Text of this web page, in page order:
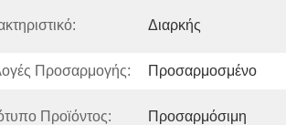
Διαρκής
Προσαρμογής: Προσαρμοσμένο
Προϊόντος: Προσαρμόσιμη